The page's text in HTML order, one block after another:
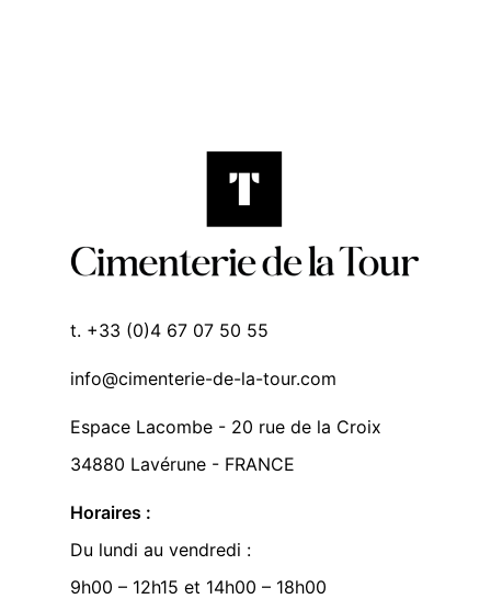
t. +33 (0)4 67 07 50 55
info@cimenterie-de-la-tour.com
Espace Lacombe - 20 rue de la Croix
34880 Lavérune - FRANCE
Horaires :
Du lundi au vendredi :
9h00 – 12h15 et 14h00 – 18h00